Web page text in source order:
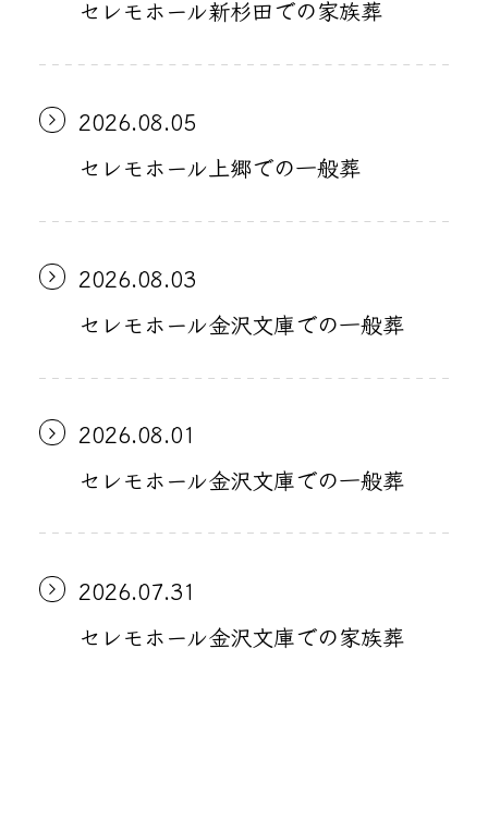
セレモホール新杉田での家族葬
2026.08.05
セレモホール上郷での一般葬
2026.08.03
セレモホール金沢文庫での一般葬
2026.08.01
セレモホール金沢文庫での一般葬
2026.07.31
セレモホール金沢文庫での家族葬